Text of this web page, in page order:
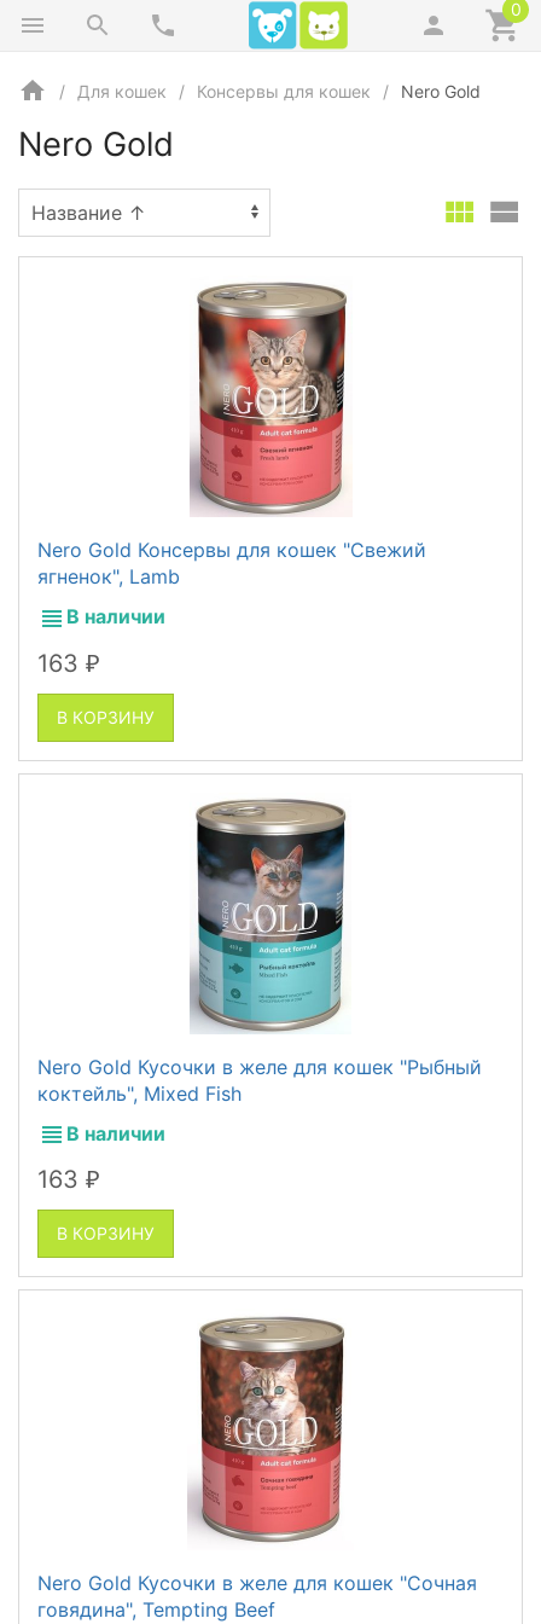
0
Для кошек Консервы для кошек Nero Gold
Nero Gold
Nero Gold Консервы для кошек "Свежий
ягненок", Lamb
В наличии
163 ₽
В КОРЗИНУ
Nero Gold Кусочки в желе для кошек "Рыбный
коктейль", Mixed Fish
В наличии
163 ₽
В КОРЗИНУ
Nero Gold Кусочки в желе для кошек "Сочная
говядина", Tempting Beef